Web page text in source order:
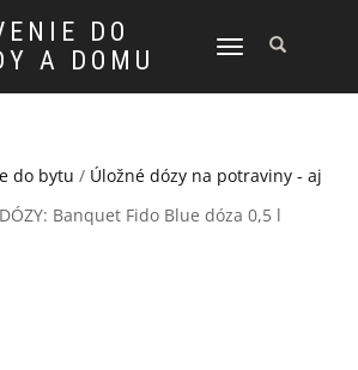
DO
A DOMU
TOGGLE
do bytu / Úložné dózy na potraviny - aj
Banquet Fido Blue dóza 0,5 l